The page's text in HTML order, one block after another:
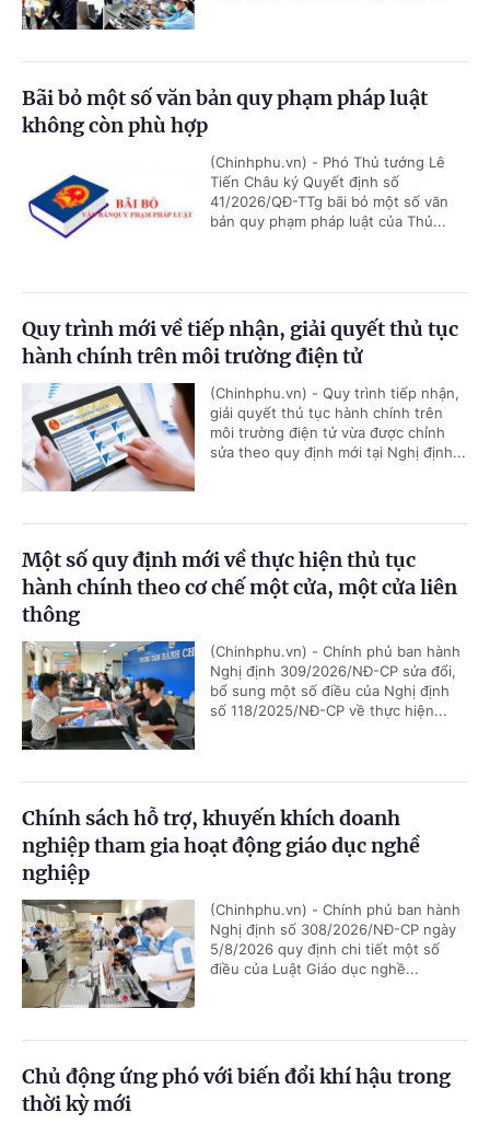
Bãi bỏ một số văn bản quy phạm pháp luật
không còn phù hợp
(Chinhphu.vn) - Phó Thủ tướng Lê
Tiến Châu ký Quyết định số
41/2026/QĐ-TTg bãi bỏ một số văn
bản quy phạm pháp luật của Thủ...
Quy trình mới về tiếp nhận, giải quyết thủ tục
hành chính trên môi trường điện tử
(Chinhphu.vn) - Quy trình tiếp nhận,
giải quyết thủ tục hành chính trên
môi trường điện tử vừa được chỉnh
sửa theo quy định mới tại Nghị định...
Một số quy định mới về thực hiện thủ tục
hành chính theo cơ chế một cửa, một cửa liên
thông
(Chinhphu.vn) - Chính phủ ban hành
Nghị định 309/2026/NĐ-CP sửa đổi,
bổ sung một số điều của Nghị định
số 118/2025/NĐ-CP về thực hiện...
Chính sách hỗ trợ, khuyến khích doanh
nghiệp tham gia hoạt động giáo dục nghề
nghiệp
(Chinhphu.vn) - Chính phủ ban hành
Nghị định số 308/2026/NĐ-CP ngày
5/8/2026 quy định chi tiết một số
điều của Luật Giáo dục nghề...
Chủ động ứng phó với biến đổi khí hậu trong
thời kỳ mới